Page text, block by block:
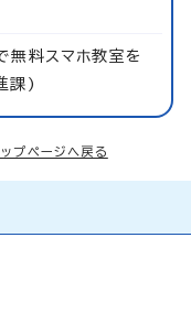
無料スマホ教室を
課)
ップページへ戻る